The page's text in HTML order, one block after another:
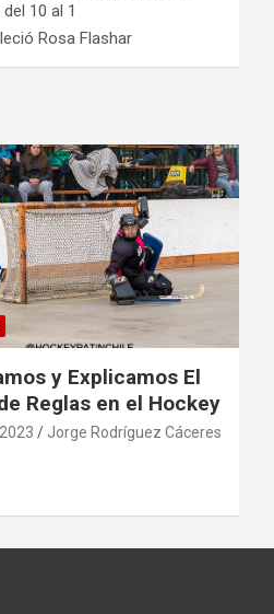
10 al 1
Rosa Flashar
y Explicamos El
Reglas en el Hockey
Jorge Rodríguez Cáceres